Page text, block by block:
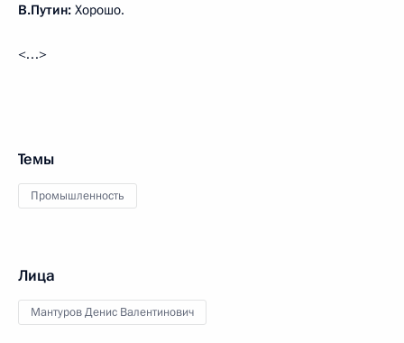
В.Путин: Хорошо.
<…>
Темы
Промышленность
Лица
Мантуров Денис Валентинович